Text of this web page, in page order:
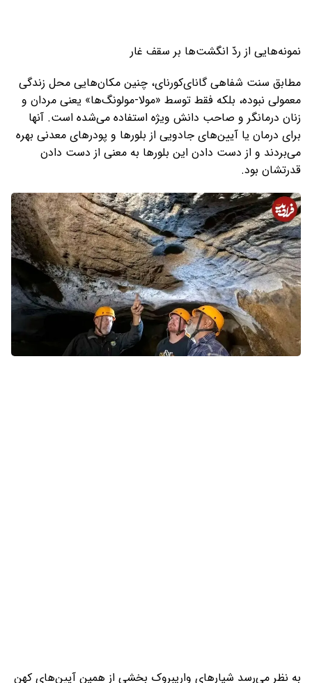
نمونه‌هایی از ردّ انگشت‌ها بر سقف غار
مطابق سنت شفاهی گانای‌کورنای، چنین مکان‌هایی محل زندگی
معمولی نبوده، بلکه فقط توسط «مولا-مولونگ‌ها» یعنی مردان و
زنان درمانگر و صاحب دانش ویژه استفاده می‌شده است. آنها
برای درمان یا آیین‌های جادویی از بلورها و پودرهای معدنی بهره
می‌بردند و از دست دادن این بلورها به معنی از دست دادن
قدرتشان بود.
به نظر می‌رسد شیارهای واریبروک بخشی از همین آیین‌های کهن